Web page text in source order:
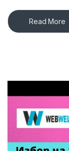
Read More